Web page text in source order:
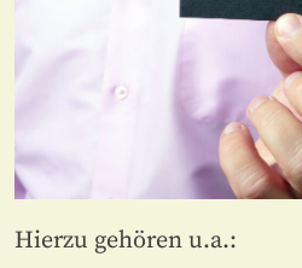
Hierzu gehören u.a.: